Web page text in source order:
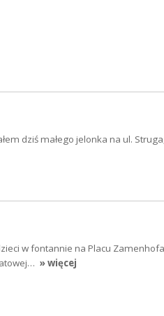
dziś małego jelonka na ul.
w fontannie na Placu
» więcej